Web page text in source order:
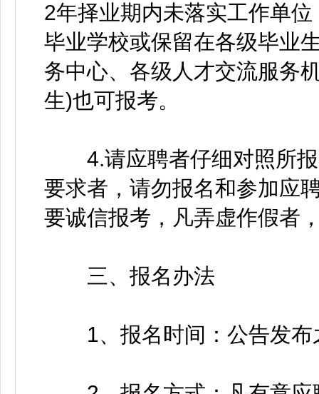
2年择业期内未落实工作单
毕业学校或保留在各级毕业
务中心、各级人才交流服务
生)也可报考。
4.请应聘者仔细对照所报
要求者，请勿报名和参加应
要诚信报考，凡弄虚作假者
三、报名办法
1、报名时间：公告发布